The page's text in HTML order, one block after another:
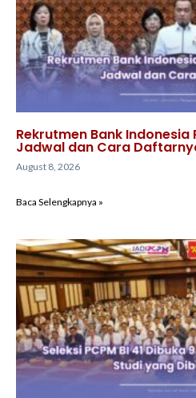
Rekrutmen Bank Indonesia
Jadwal dan Cara
August 8, 2026
Baca Selengkapnya »